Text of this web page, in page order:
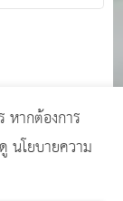
ท้องถิ่นGCMS
ต์สำเร็จรูป เว็บ
หากต้องการ
นโยบายความ